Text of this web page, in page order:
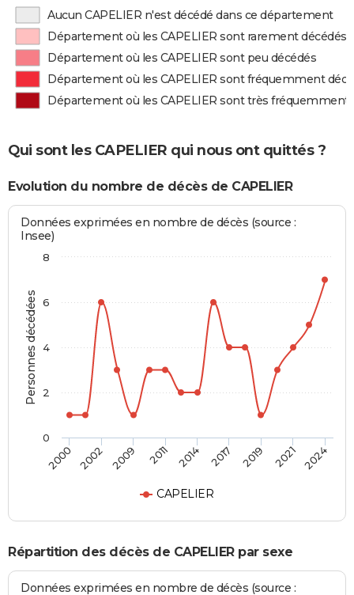
Aucun CAPELIER n'est décédé dans ce département
Département où les CAPELIER sont rarement décédés
Département où les CAPELIER sont peu décédés
Département où les CAPELIER sont fréquemment
Département où les CAPELIER sont très fréquemment
Qui sont les CAPELIER qui nous ont quittés ?
Evolution du nombre de décès de CAPELIER
Personnes décédées
Données exprimées en nombre de décès (source :
Insee)
CAPELIER
2000 2002 2009 2011 2014 2017 2019 2021 2024
0
2
4
6
8
Répartition des décès de CAPELIER par sexe
Données exprimées en nombre de décès (source :